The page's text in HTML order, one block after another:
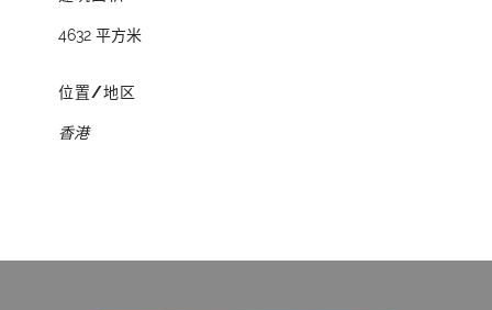
4632 平方米
位置/地区
香港